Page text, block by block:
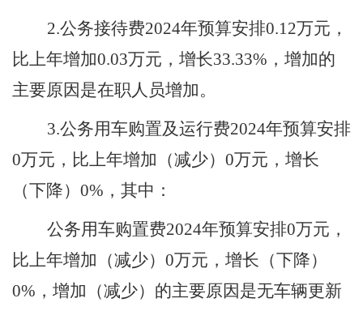
2.公务接待费2024年预算安排0.12万元，
比上年增加0.03万元，增长33.33%， 增加的
主要原因是在职人员增加。
3.公务用车购置及运行费2024年预算安排
0万元，比上年增加（减少） 0万元，增长
（下降） 0%，其中：
公务用车购置费2024年预算安排0万元，
比上年增加（减少） 0万元，增长（下降）
0%， 增加（减少）的主要原因是无车辆更新